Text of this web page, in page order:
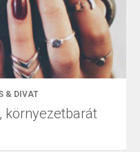
& DIVAT
környezetbarát